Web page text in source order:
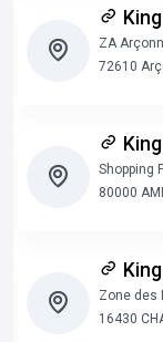
ZA
72610
Shopping
80000
Zone des
16430